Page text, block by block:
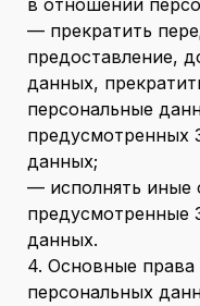
в отношении
— прекратить
предоставление,
данных,
персональные
предусмотренных
данных;
— исполнять иные
предусмотренные
данных.
4. Основные права
персональных